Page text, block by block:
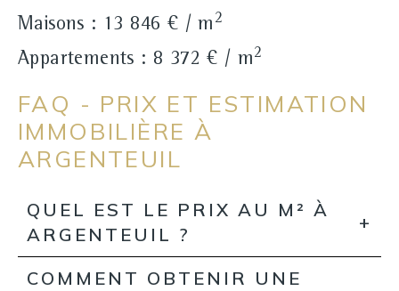
Maisons : 13 846 € / m 2
Appartements : 8 372 € / m2
FAQ - PRIX ET ESTIMATION
IMMOBILIÈRE À
ARGENTEUIL
QUEL EST LE PRIX AU M² À
ARGENTEUIL ?
COMMENT OBTENIR UNE